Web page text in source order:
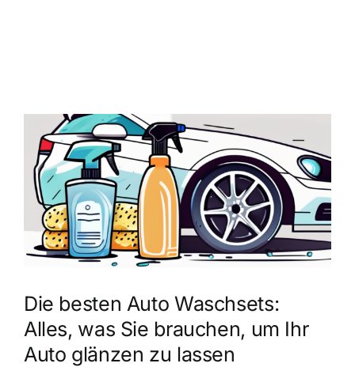
Zeige
grösseres
Bild
Die besten Auto Waschsets:
Alles, was Sie brauchen, um Ihr
Auto glänzen zu lassen